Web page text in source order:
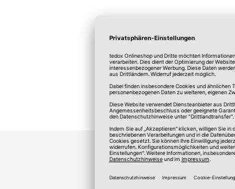
*Alle Preise in Euro,